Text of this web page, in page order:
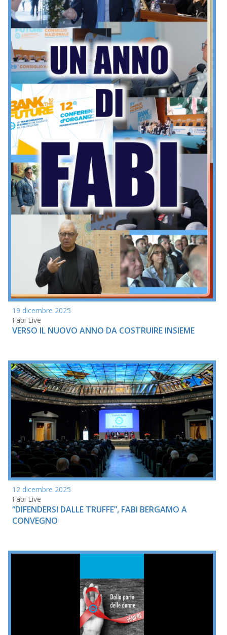
19 dicembre 2025
Fabi Live
VERSO IL NUOVO ANNO DA COSTRUIRE INSIEME
12 dicembre 2025
Fabi Live
“DIFENDERSI DALLE TRUFFE”, FABI BERGAMO A
CONVEGNO